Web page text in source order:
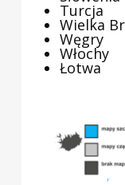
Turcja
Wielka
Węgry
Włochy
Łotwa